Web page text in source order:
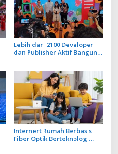
Lebih dari 2100 Developer
dan Publisher Aktif Bangun
Rating System
Internert Rumah Berbasis
Fiber Optik Berteknologi